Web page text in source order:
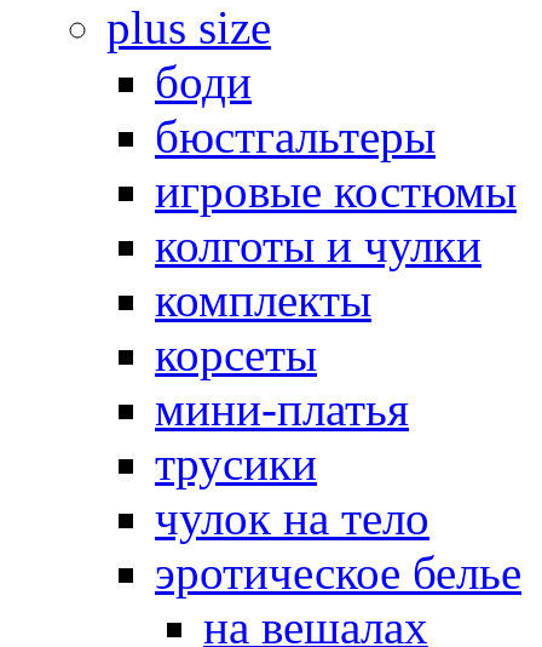
plus size
боди
бюстгальтеры
игровые костюмы
колготы и чулки
комплекты
корсеты
мини-платья
трусики
чулок на тело
эротическое белье
на вешалах